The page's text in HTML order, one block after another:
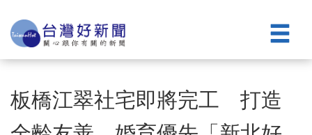
板橋江翠社宅即將完工 打造